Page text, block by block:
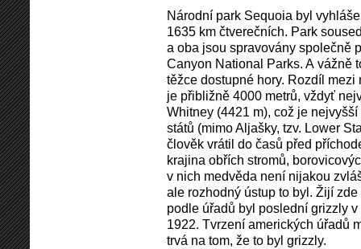
Národní park Sequoia byl
1635 km čtverečních. Park
a oba jsou spravovány společně
Canyon National Parks. A vážně
těžce dostupné hory. Rozdíl
je přibližně 4000 metrů, vždyť
Whitney (4421 m), což je
států (mimo Aljašky, tzv. Lower
člověk vrátil do časů před
krajina obřích stromů,
v nich medvěda není nijakou
ale rozhodný ústup to byl. Žijí
podle úřadů byl poslední grizzly
1922. Tvrzení amerických úřadů
trvá na tom, že to byl grizzly.